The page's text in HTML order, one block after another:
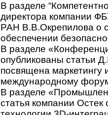
В разделе
директора компании
РАН В.В.Окрепилова о
обеспечении
В разделе
опубликованы статьи
посвящена маркетингу
международному
В разделе
статья компании